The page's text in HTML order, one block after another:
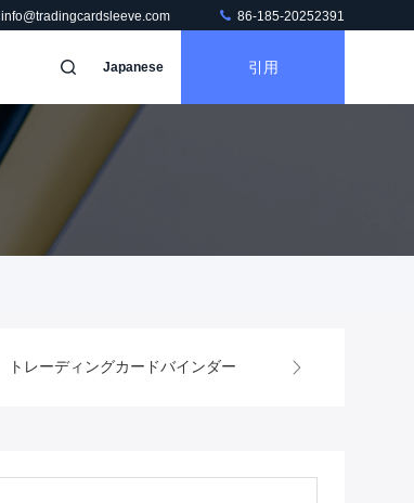
info@tradingcardsleeve.com 86-185-20252391
Japanese 引用
トレーディングカードバインダー ボードゲームスリー